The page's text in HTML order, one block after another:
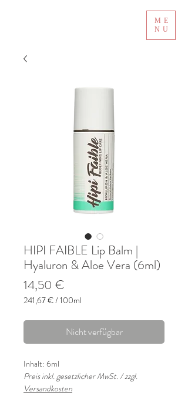
ME
NU
HIPI FAIBLE Lip Balm |
Hyaluron & Aloe Vera (6ml)
14,50 €Preis
241,67 €/100ml
pro
Milliliter
Nicht verfügbar
Inhalt: 6ml
Preis inkl. gesetzlicher MwSt. / zzgl.
Versandkosten